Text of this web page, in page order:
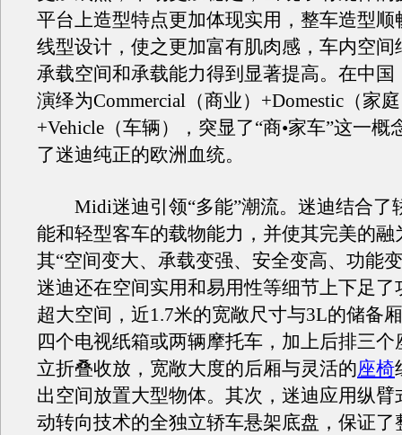
平台上造型特点更加体现实用，整车造型顺
线型设计，使之更加富有肌肉感，车内空间
承载空间和承载能力得到显著提高。在中国
演绎为Commercial（商业）+Domestic（家
+Vehicle（车辆），突显了“商•家车”这一概
了迷迪纯正的欧洲血统。
Midi迷迪引领“多能”潮流。迷迪结合了
能和轻型客车的载物能力，并使其完美的融
其“空间变大、承载变强、安全变高、功能
迷迪还在空间实用和易用性等细节上下足了
超大空间，近1.7米的宽敞尺寸与3L的储备
四个电视纸箱或两辆摩托车，加上后排三个
立折叠收放，宽敞大度的后厢与灵活的座椅
出空间放置大型物体。其次，迷迪应用纵臂
动转向技术的全独立轿车悬架底盘，保证了